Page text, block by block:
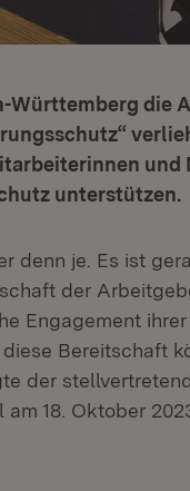
Württemberg die
und
unterstützen.
denn je. Es ist
der
Engagement ihrer
Bereitschaft
der
18. Oktober